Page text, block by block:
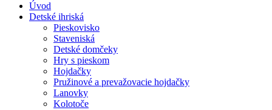
Úvod
Detské ihriská
Pieskovisko
Staveniská
Detské domčeky
Hry s pieskom
Hojdačky
Pružinové a prevažovacie hojdačky
Lanovky
Kolotoče